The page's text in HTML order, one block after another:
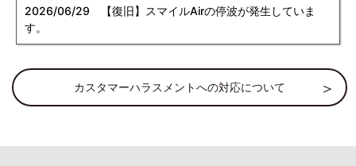
2026/06/29 【復旧】スマイルAirの停波が発生していま
す。
カスタマーハラスメントへの対応について